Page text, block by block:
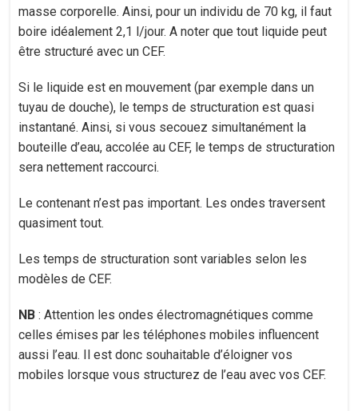
masse corporelle. Ainsi, pour un individu de 70 kg, il faut
boire idéalement 2,1 l/jour. A noter que tout liquide peut
être structuré avec un CEF.
Si le liquide est en mouvement (par exemple dans un
tuyau de douche), le temps de structuration est quasi
instantané. Ainsi, si vous secouez simultanément la
bouteille d’eau, accolée au CEF, le temps de structuration
sera nettement raccourci.
Le contenant n’est pas important. Les ondes traversent
quasiment tout.
Les temps de structuration sont variables selon les
modèles de CEF.
NB : Attention les ondes électromagnétiques comme
celles émises par les téléphones mobiles influencent
aussi l’eau. Il est donc souhaitable d’éloigner vos
mobiles lorsque vous structurez de l’eau avec vos CEF.